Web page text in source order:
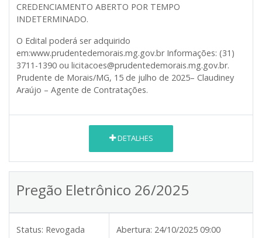
CREDENCIAMENTO ABERTO POR TEMPO
INDETERMINADO.
O Edital poderá ser adquirido
em:www.prudentedemorais.mg.gov.br Informações: (31)
3711-1390 ou licitacoes@prudentedemorais.mg.gov.br.
Prudente de Morais/MG, 15 de julho de 2025– Claudiney
Araújo – Agente de Contratações.
DETALHES
Pregão Eletrônico 26/2025
Status: Revogada Abertura: 24/10/2025 09:00